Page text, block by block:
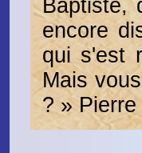
Baptiste,
encore
qui s'est
Mais
? »